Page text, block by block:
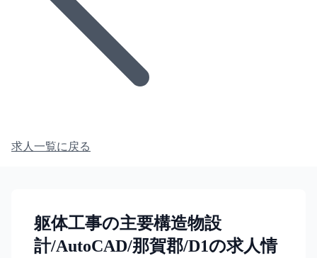
求人一覧に戻る
躯体工事の主要構造物設
計/AutoCAD/那賀郡/D1の求人情